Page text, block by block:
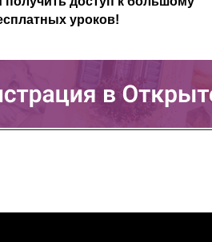
уроков!